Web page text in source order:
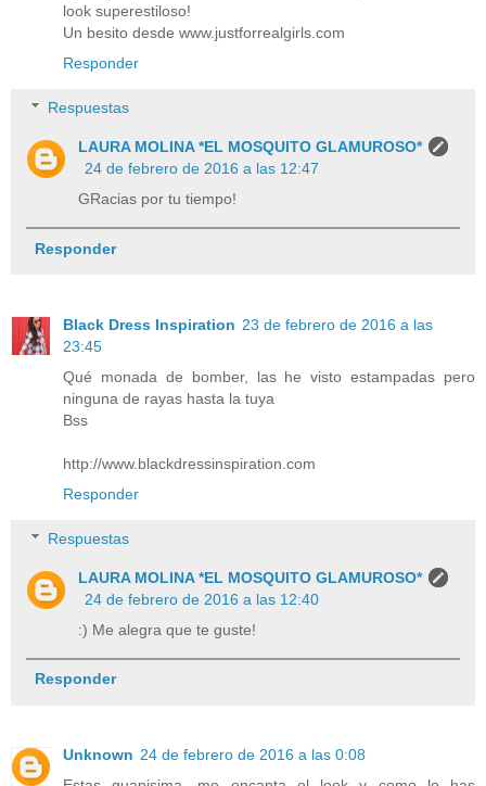
look superestiloso!
Un besito desde www.justforrealgirls.com
Responder
Respuestas
LAURA MOLINA *EL MOSQUITO GLAMUROSO*
24 de febrero de 2016 a las 12:47
GRacias por tu tiempo!
Responder
Black Dress Inspiration 23 de febrero de 2016 a las
23:45
Qué monada de bomber, las he visto estampadas pero
ninguna de rayas hasta la tuya
Bss
http://www.blackdressinspiration.com
Responder
Respuestas
LAURA MOLINA *EL MOSQUITO GLAMUROSO*
24 de febrero de 2016 a las 12:40
:) Me alegra que te guste!
Responder
Unknown 24 de febrero de 2016 a las 0:08